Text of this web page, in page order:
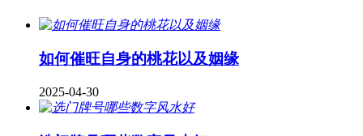
如何催旺自身的桃花以及姻缘
2025-04-30